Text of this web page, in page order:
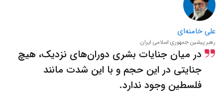
علی خامنه‌ای
رهبر پیشین جمهوری اسلامی ایران
در میان جنایات بشری دوران‌های نزدیک، هیچ
جنایتی در این حجم و با این شدت مانند
فلسطین وجود ندارد.